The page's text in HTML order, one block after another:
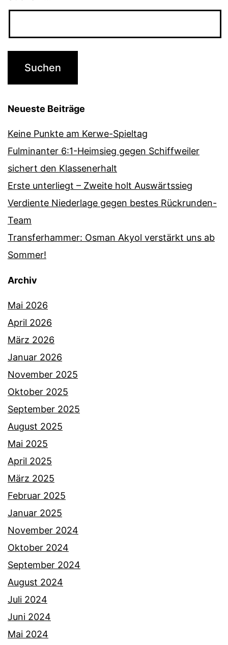
Neueste Beiträge
Keine Punkte am Kerwe-Spieltag
Fulminanter 6:1-Heimsieg gegen Schiffweiler
sichert den Klassenerhalt
Erste unterliegt – Zweite holt Auswärtssieg
Verdiente Niederlage gegen bestes Rückrunden-
Team
Transferhammer: Osman Akyol verstärkt uns ab
Sommer!
Archiv
Mai 2026
April 2026
März 2026
Januar 2026
November 2025
Oktober 2025
September 2025
August 2025
Mai 2025
April 2025
März 2025
Februar 2025
Januar 2025
November 2024
Oktober 2024
September 2024
August 2024
Juli 2024
Juni 2024
Mai 2024